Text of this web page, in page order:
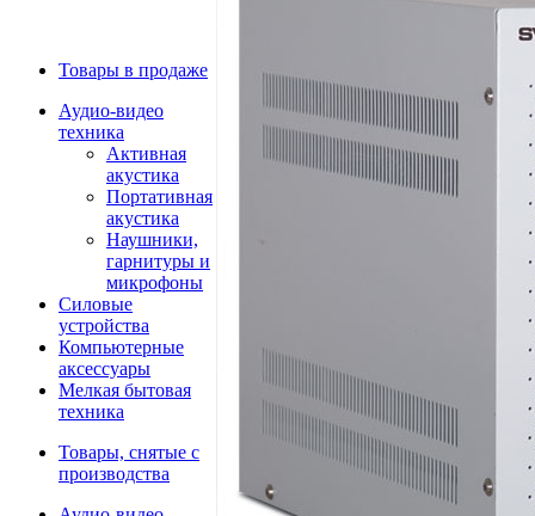
Товары в продаже
Аудио-видео
техника
Активная
акустика
Портативная
акустика
Наушники,
гарнитуры и
микрофоны
Силовые
устройства
Компьютерные
аксессуары
Мелкая бытовая
техника
Товары, снятые с
производства